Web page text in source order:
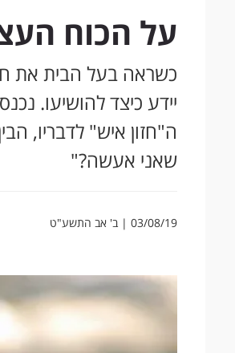
על הכוח
כשראה בעל הבית את
יידע כיצד להושיעו.
ה"חזון איש" לדבריו,
שאני אעשה?"
03/08/19 | ב' אב התשע"ט